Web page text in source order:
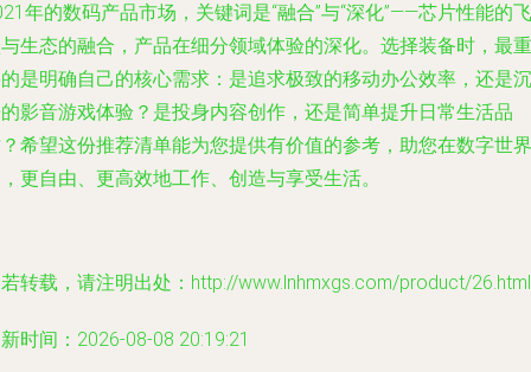
年的数码产品市场，关键词是“融合”与“深化”——芯片性能的飞
生态的融合，产品在细分领域体验的深化。选择装备时，最重
是明确自己的核心需求：是追求极致的移动办公效率，还是沉
影音游戏体验？是投身内容创作，还是简单提升日常生活品
希望这份推荐清单能为您提供有价值的参考，助您在数字世界
更自由、更高效地工作、创造与享受生活。
转载，请注明出处：http://www.lnhmxgs.com/product/26.html
时间：2026-08-08 20:19:21